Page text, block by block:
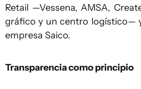
Retail —Vessena, AMSA,
gráfico y un centro logístico—
empresa Saico.
Transparencia como principio